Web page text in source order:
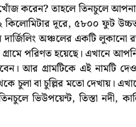
করেন? তাহলে তিনচুলে
কিলোমিটার দূরে, ৫৮০০ ফুট
দার্জিলিং অঞ্চলের একটি
গ্রামে পরিণত হয়েছে। এখানে
আর গ্রামটিকে এই নামটি
চুলা বা চুল্লির মতো দেখায়।
ভিউপয়েন্ট, তিস্তা নদী,